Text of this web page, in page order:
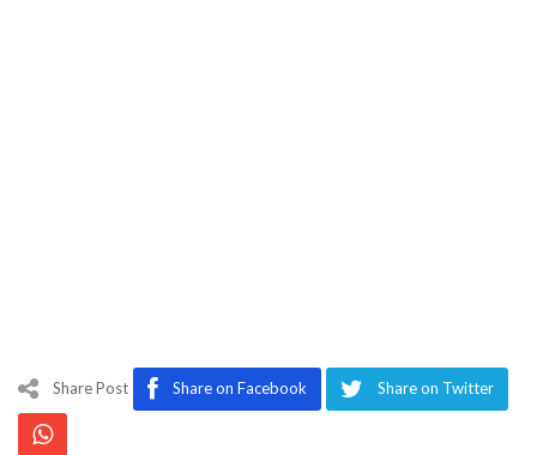
Share Post Share on Facebook Share on Twitter